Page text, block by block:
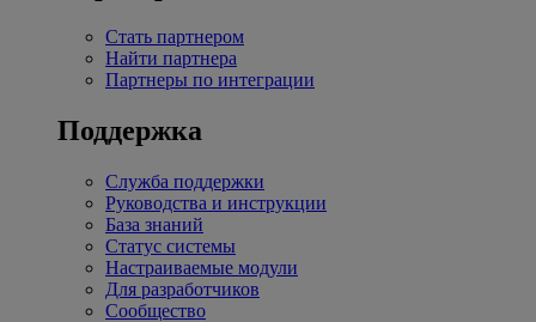
Стать партнером
Найти партнера
Партнеры по интеграции
Поддержка
Служба поддержки
Руководства и инструкции
База знаний
Статус системы
Настраиваемые модули
Для разработчиков
Сообщество